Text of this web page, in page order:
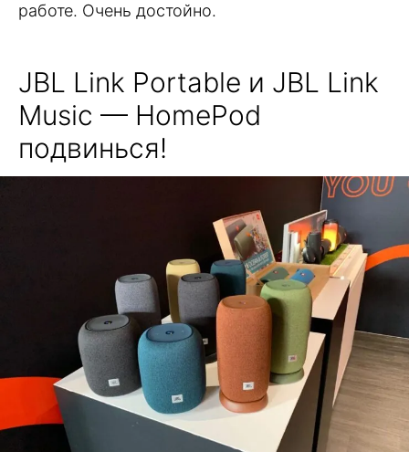
работе. Очень достойно.
JBL Link Portable и JBL Link
Music — HomePod
подвинься!